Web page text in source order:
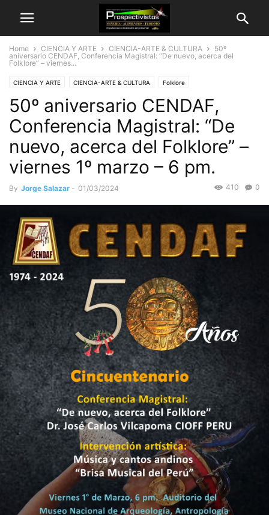
Home CIENCIA Y ARTE CIENCIA-ARTE & CULTURA
50º
aniversario CENDAF, Conferencia Magistral: “De nuevo, acerca del
Folklore” – viernes...
CIENCIA Y ARTE CIENCIA-ARTE & CULTURA Folklore
50º aniversario CENDAF,
Conferencia Magistral: “De
nuevo, acerca del Folklore” –
viernes 1º marzo – 6 pm.
By Jorge Salazar - 01/03/2024 0
410